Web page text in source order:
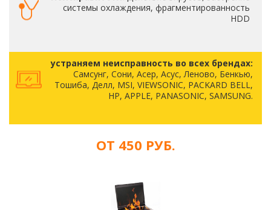
системы охлаждения, фрагментированность
HDD
устраняем неисправность во всех брендах:
Самсунг, Сони, Асер, Асус, Леново, Бенкью,
Тошиба, Делл, MSI, VIEWSONIC, PACKARD BELL,
HP, APPLE, PANASONIC, SAMSUNG.
ОТ 450 РУБ.